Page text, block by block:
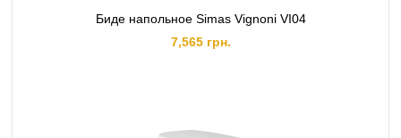
Биде напольное Simas Vignoni VI04
7,565 грн.